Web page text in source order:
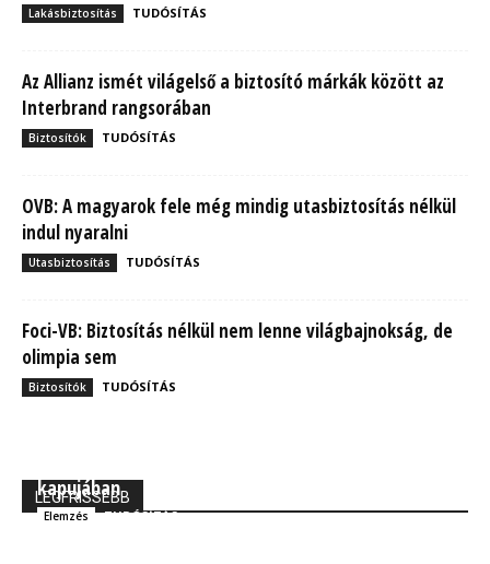
Lakásbiztosítás TUDÓSÍTÁS
Az Allianz ismét világelső a biztosító márkák között az
Interbrand rangsorában
Biztosítók TUDÓSÍTÁS
OVB: A magyarok fele még mindig utasbiztosítás nélkül
indul nyaralni
Utasbiztosítás TUDÓSÍTÁS
Foci-VB: Biztosítás nélkül nem lenne világbajnokság, de
olimpia sem
Biztosítók TUDÓSÍTÁS
LEGFRISSEBB
kapujában
Elemzés TUDÓSÍTÁS